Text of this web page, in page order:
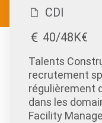
CDI
40/48K€
Talents
recrutement
régulièrement
dans les
Facility